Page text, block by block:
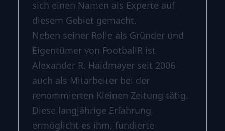
sich einen Namen als Experte auf
diesem Gebiet gemacht.
Neben seiner Rolle als Gründer und
Eigentümer von FootballR ist
Alexander R. Haidmayer seit 2006
auch als Mitarbeiter bei der
renommierten Kleinen Zeitung tätig.
Diese langjährige Erfahrung
ermöglicht es ihm, fundierte